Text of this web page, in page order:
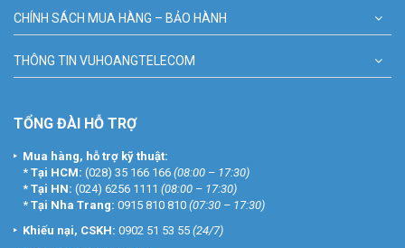
CHÍNH SÁCH MUA HÀNG – BẢO HÀNH
THÔNG TIN VUHOANGTELECOM
TỔNG ĐÀI HỖ TRỢ
Mua hàng, hỗ trợ kỹ thuật:
* Tại HCM: (028) 35 166 166 (08:00 – 17:30)
* Tại HN: (024) 6256 1111 (08:00 – 17:30)
* Tại Nha Trang: 0915 810 810 (07:30 – 17:30)
Khiếu nại, CSKH: 0902 51 53 55 (24/7)